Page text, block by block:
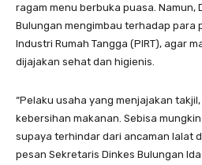
ragam menu berbuka puasa. Namun,
Bulungan mengimbau terhadap para
Industri Rumah Tangga (PIRT), agar
dijajakan sehat dan higienis.
“Pelaku usaha yang menjajakan
kebersihan makanan. Sebisa
supaya terhindar dari ancaman lalat
pesan Sekretaris Dinkes Bulungan